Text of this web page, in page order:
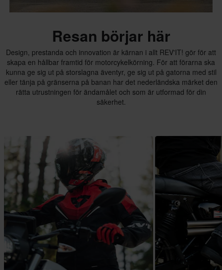
Resan börjar här
Design, prestanda och innovation är kärnan i allt REV'IT! gör för att
skapa en hållbar framtid för motorcykelkörning. För att förarna ska
kunna ge sig ut på storslagna äventyr, ge sig ut på gatorna med stil
eller tänja på gränserna på banan har det nederländska märket den
rätta utrustningen för ändamålet och som är utformad för din
säkerhet.